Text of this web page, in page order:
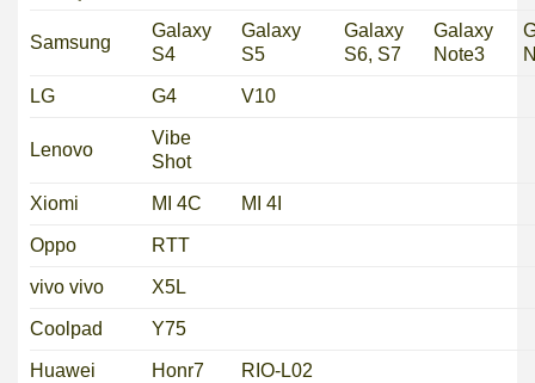
Samsung
Galaxy
S4
Galaxy
S5
Galaxy
S6, S7
Galaxy
Note3
LG G4 V10
Lenovo
Vibe
Shot
Xiomi MI 4C MI 4I
Oppo RTT
vivo vivo X5L
Coolpad Y75
Huawei Honr7 RIO-L02